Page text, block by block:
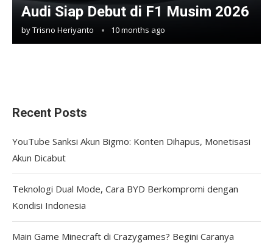
Audi Siap Debut di F1 Musim 2026
byTrisno Heriyanto 10 months ago
Recent Posts
YouTube Sanksi Akun Bigmo: Konten Dihapus, Monetisasi
Akun Dicabut
Teknologi Dual Mode, Cara BYD Berkompromi dengan
Kondisi Indonesia
Main Game Minecraft di Crazygames? Begini Caranya